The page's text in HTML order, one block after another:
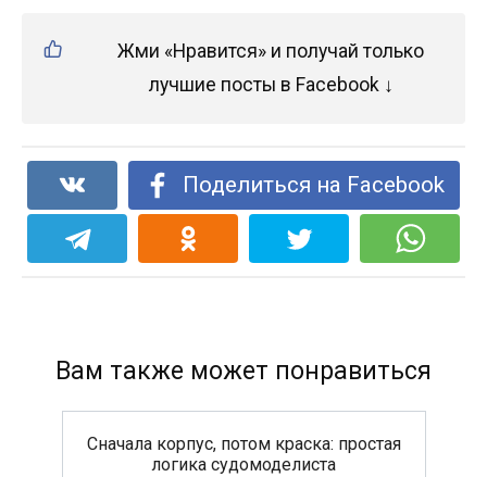
Жми «Нравится» и получай только
лучшие посты в Facebook ↓
Поделиться на Facebook
Вам также может понравиться
Сначала корпус, потом краска: простая
логика судомоделиста